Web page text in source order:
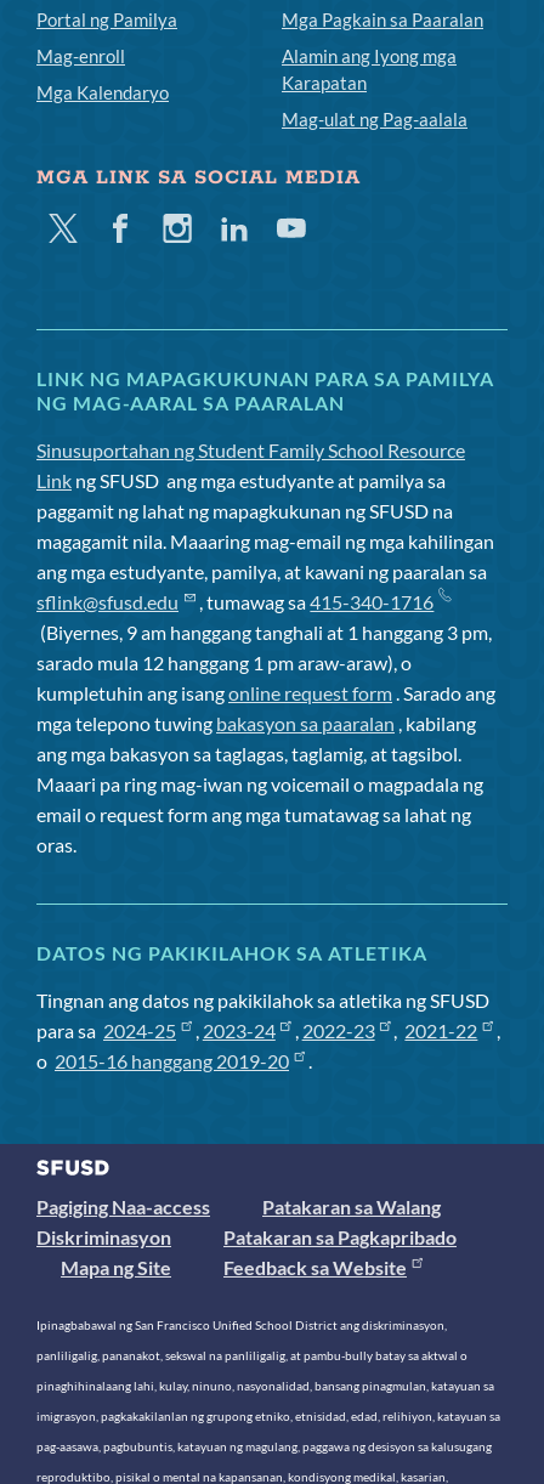
Portal ng Pamilya
Mag-enroll
Mga Kalendaryo
Mga Pagkain sa Paaralan
Alamin ang Iyong mga
Karapatan
Mag-ulat ng Pag-aalala
MGA LINK SA SOCIAL MEDIA
Twitter FacebookInstagramLinkedinYoutube
LINK NG MAPAGKUKUNAN PARA SA PAMILYA
NG MAG-AARAL SA PAARALAN
Sinusuportahan ng Student Family School Resource
Link ng SFUSD ang mga estudyante at pamilya sa
paggamit ng lahat ng mapagkukunan ng SFUSD na
magagamit nila. Maaaring mag-email ng mga kahilingan
ang mga estudyante, pamilya, at kawani ng paaralan sa
sflink@sfusd.edu
, tumawag sa415-340-1716
(Biyernes, 9 am hanggang tanghali at 1 hanggang 3 pm,
sarado mula 12 hanggang 1 pm araw-araw), o
kumpletuhin ang isangonline request form. Sarado ang
mga telepono tuwing bakasyon sa paaralan , kabilang
ang mga bakasyon sa taglagas, taglamig, at tagsibol.
Maaari pa ring mag-iwan ng voicemail o magpadala ng
email o request form ang mga tumatawag sa lahat ng
oras.
DATOS NG PAKIKILAHOK SA ATLETIKA
Tingnan ang datos ng pakikilahok sa atletika ng SFUSD
para sa 2024-25 , 2023-24 , 2022-23 , 2021-22
,
o 2015-16 hanggang 2019-20 .
Pagiging Naa-access
Patakaran sa Walang
Diskriminasyon
Patakaran sa Pagkapribado
Mapa ng Site
Feedback sa Website
Ipinagbabawal ng San Francisco Unified School District ang diskriminasyon,
panliligalig, pananakot, sekswal na panliligalig, at pambu-bully batay sa aktwal o
pinaghihinalaang lahi, kulay, ninuno, nasyonalidad, bansang pinagmulan, katayuan sa
imigrasyon, pagkakakilanlan ng grupong etniko, etnisidad, edad, relihiyon, katayuan sa
pag-aasawa, pagbubuntis, katayuan ng magulang, paggawa ng desisyon sa kalusugang
reproduktibo, pisikal o mental na kapansanan, kondisyong medikal, kasarian,